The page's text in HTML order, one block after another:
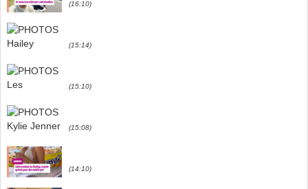
(16:10)
(15:14)
(15:10)
(15:08)
(14:10)